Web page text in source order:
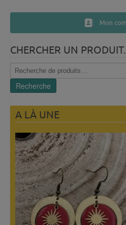
Mon
CHERCHER UN
Recherche
pour :
Recherche
A LÀ UNE